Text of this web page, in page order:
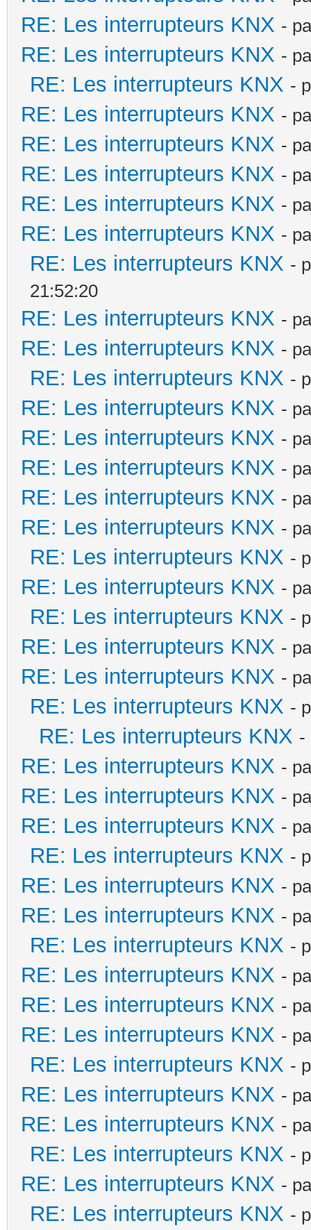
RE: Les interrupteurs KNX -
RE: Les interrupteurs KNX -
RE: Les interrupteurs KNX -
RE: Les interrupteurs KNX -
RE: Les interrupteurs KNX -
RE: Les interrupteurs KNX -
RE: Les interrupteurs KNX -
RE: Les interrupteurs KNX -
RE: Les interrupteurs KNX -
21:52:20
RE: Les interrupteurs KNX -
RE: Les interrupteurs KNX -
RE: Les interrupteurs KNX -
RE: Les interrupteurs KNX -
RE: Les interrupteurs KNX -
RE: Les interrupteurs KNX -
RE: Les interrupteurs KNX -
RE: Les interrupteurs KNX -
RE: Les interrupteurs KNX -
RE: Les interrupteurs KNX -
RE: Les interrupteurs KNX -
RE: Les interrupteurs KNX -
RE: Les interrupteurs KNX -
RE: Les interrupteurs KNX -
RE: Les interrupteurs KNX -
RE: Les interrupteurs KNX -
RE: Les interrupteurs KNX -
RE: Les interrupteurs KNX -
RE: Les interrupteurs KNX -
RE: Les interrupteurs KNX -
RE: Les interrupteurs KNX -
RE: Les interrupteurs KNX -
RE: Les interrupteurs KNX -
RE: Les interrupteurs KNX -
RE: Les interrupteurs KNX -
RE: Les interrupteurs KNX -
RE: Les interrupteurs KNX -
RE: Les interrupteurs KNX -
RE: Les interrupteurs KNX -
RE: Les interrupteurs KNX -
RE: Les interrupteurs KNX -